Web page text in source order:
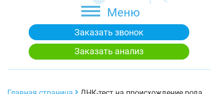
Меню
Заказать звонок
Заказать анализ